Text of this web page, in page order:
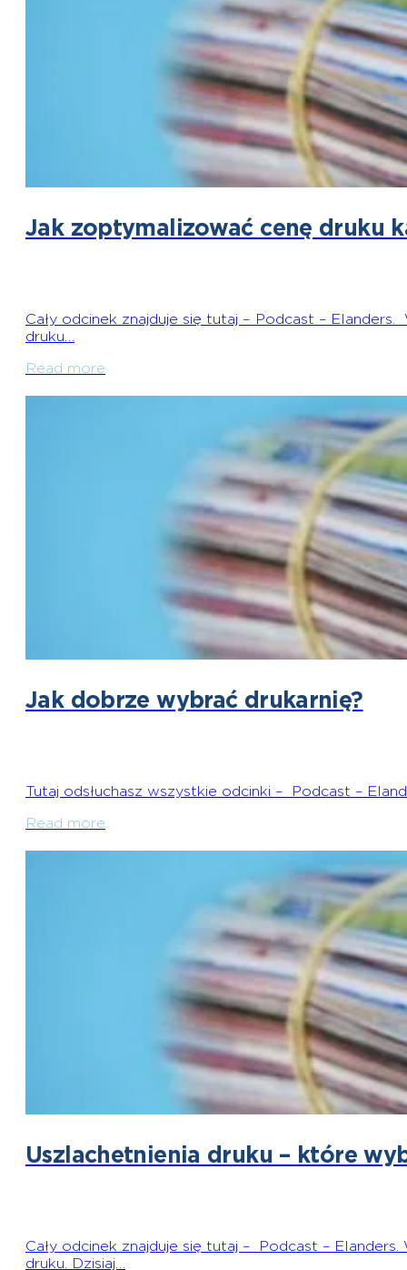
Jak zoptymalizować cenę druku
Cały odcinek znajduje się tutaj – Podcast –
druku…
Read more
Jak dobrze wybrać drukarnię?
Tutaj odsłuchasz wszystkie odcinki – Podcast –
Read more
Uszlachetnienia druku – które
Cały odcinek znajduje się tutaj – Podcast –
druku. Dzisiaj…